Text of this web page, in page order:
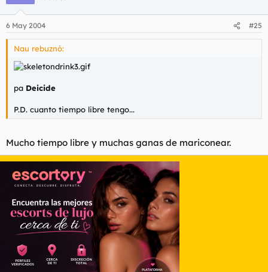
6 May 2004 #25
Nau rebuznó:
pa Deicide
P.D. cuanto tiempo libre tengo...
Mucho tiempo libre y muchas ganas de mariconear.